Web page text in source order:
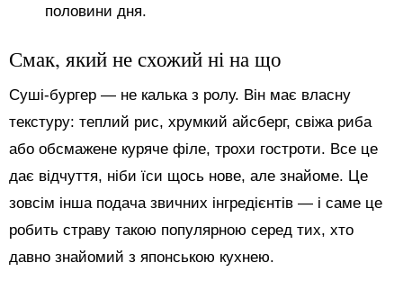
половини дня.
Смак, який не схожий ні на що
Суші-бургер — не калька з ролу. Він має власну
текстуру: теплий рис, хрумкий айсберг, свіжа риба
або обсмажене куряче філе, трохи гостроти. Все це
дає відчуття, ніби їси щось нове, але знайоме. Це
зовсім інша подача звичних інгредієнтів — і саме це
робить страву такою популярною серед тих, хто
давно знайомий з японською кухнею.